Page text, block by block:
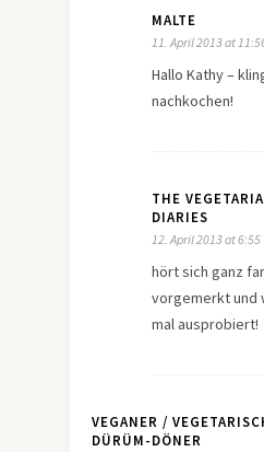
MALTE
11. April 2013 at
Hallo Kathy –
nachkochen!
THE
DIARIES
12. April 2013 at 6:55
hört sich ganz
vorgemerkt und
mal ausprobiert!
VEGANER /
DÜRÜM-DÖNER